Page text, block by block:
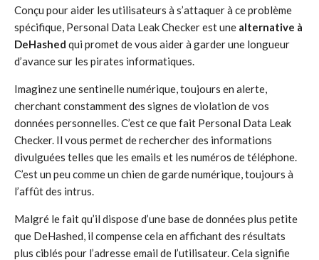
Conçu pour aider les utilisateurs à s’attaquer à ce problème
spécifique, Personal Data Leak Checker est une alternative à
DeHashed qui promet de vous aider à garder une longueur
d’avance sur les pirates informatiques.
Imaginez une sentinelle numérique, toujours en alerte,
cherchant constamment des signes de violation de vos
données personnelles. C’est ce que fait Personal Data Leak
Checker. Il vous permet de rechercher des informations
divulguées telles que les emails et les numéros de téléphone.
C’est un peu comme un chien de garde numérique, toujours à
l’affût des intrus.
Malgré le fait qu’il dispose d’une base de données plus petite
que DeHashed, il compense cela en affichant des résultats
plus ciblés pour l’adresse email de l’utilisateur. Cela signifie